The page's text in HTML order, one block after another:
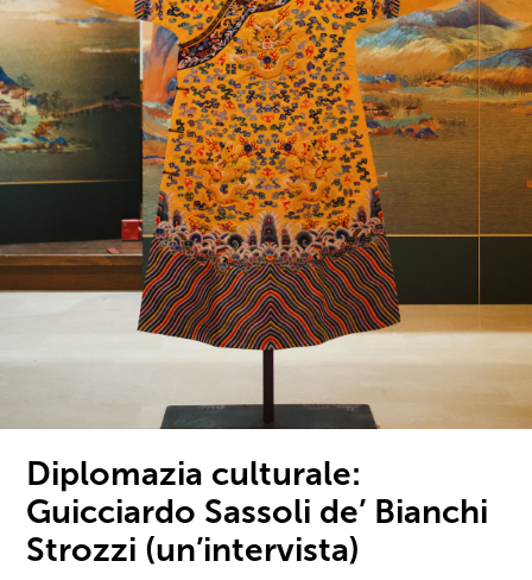
Diplomazia culturale:
Guicciardo Sassoli de’ Bianchi
Strozzi (un’intervista)